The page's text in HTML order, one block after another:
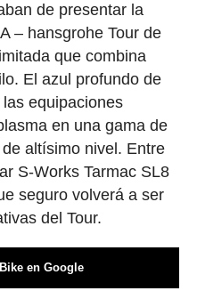
de presentar la
– hansgrohe Tour de
que combina
El azul profundo de
equipaciones
en una gama de
altísimo nivel. Entre
S-Works Tarmac SL8
seguro volverá a ser
del Tour.
en Google